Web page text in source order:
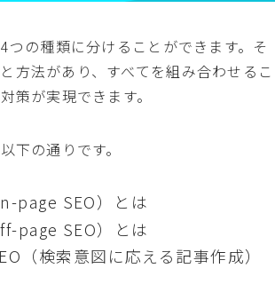
つの種類に分けることができます。そ
方法があり、すべてを組み合わせるこ
策が実現できます。
下の通りです。
page SEO）とは
page SEO）とは
（検索意図に応える記事作成）